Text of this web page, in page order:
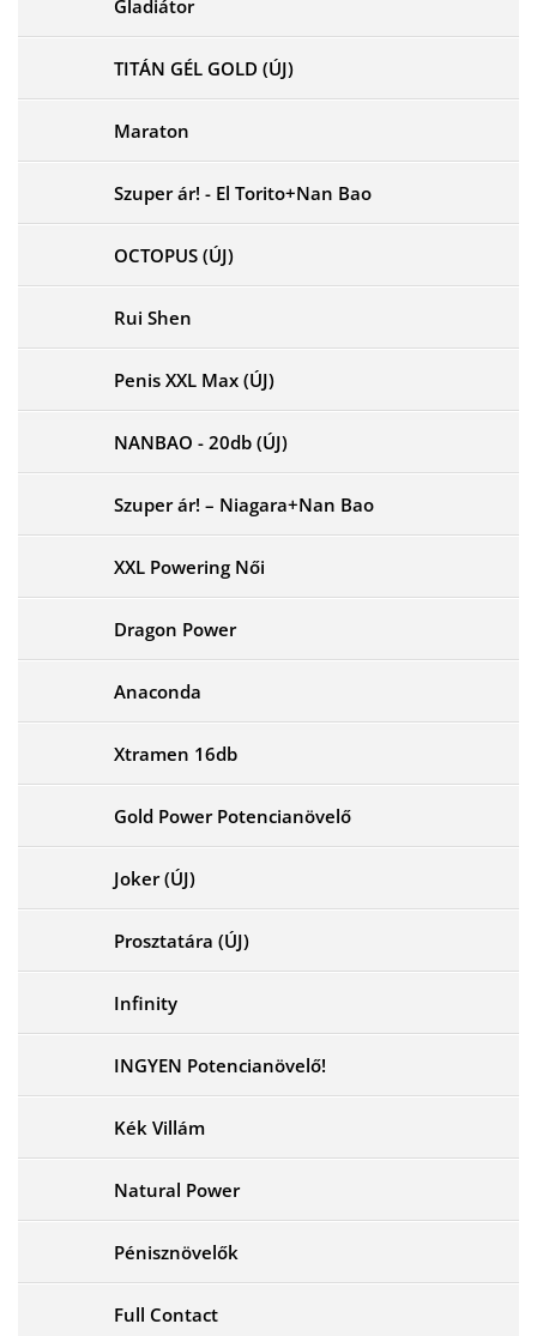
Gladiátor
TITÁN GÉL GOLD (ÚJ)
Maraton
Szuper ár! - El Torito+Nan Bao
OCTOPUS (ÚJ)
Rui Shen
Penis XXL Max (ÚJ)
NANBAO - 20db (ÚJ)
Szuper ár! – Niagara+Nan Bao
XXL Powering Női
Dragon Power
Anaconda
Xtramen 16db
Gold Power Potencianövelő
Joker (ÚJ)
Prosztatára (ÚJ)
Infinity
INGYEN Potencianövelő!
Kék Villám
Natural Power
Pénisznövelők
Full Contact